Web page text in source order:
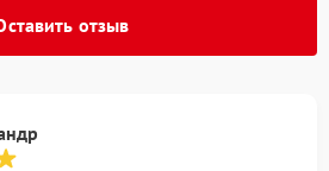
отзыв